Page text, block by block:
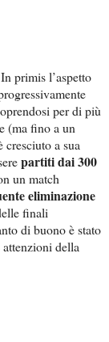
primis l’aspetto
per di più
(ma fino a un
a sua
partiti dai 300
un match
eliminazione
finali
di buono è stato
della